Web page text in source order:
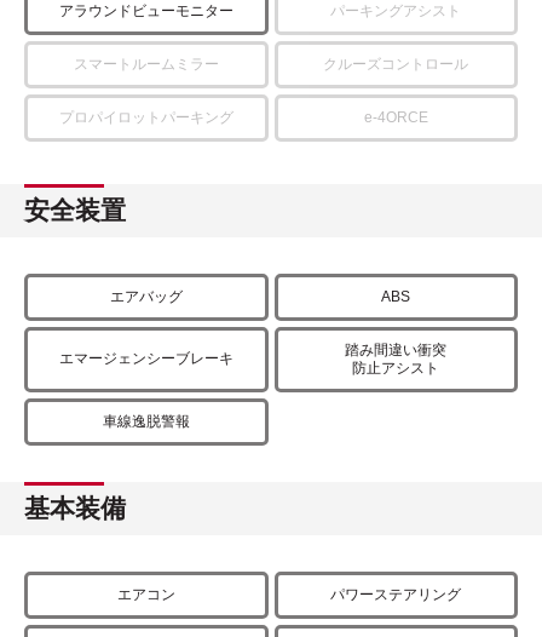
アラウンドビューモニター パーキングアシスト
スマートルームミラー クルーズコントロール
プロパイロットパーキング e-4ORCE
安全装置
エアバッグ ABS
エマージェンシーブレーキ
踏み間違い衝突
防止アシスト
車線逸脱警報
基本装備
エアコン パワーステアリング